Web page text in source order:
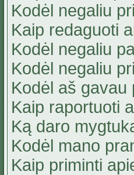
Kodėl negaliu
Kaip redaguoti
Kodėl negaliu
Kodėl negaliu
Kodėl aš gavau
Kaip raportuoti
Ką daro
Kodėl mano
Kaip priminti